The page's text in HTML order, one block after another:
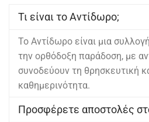
Τι είναι το Αντίδωρο;
Το Αντίδωρο είναι μια
την ορθόδοξη παράδοση, με
συνοδεύουν τη θρησκευτική
καθημερινότητα.
Προσφέρετε αποστολές